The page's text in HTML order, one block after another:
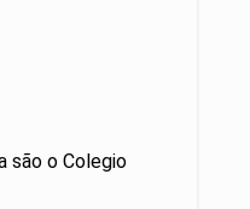
são o Colegio